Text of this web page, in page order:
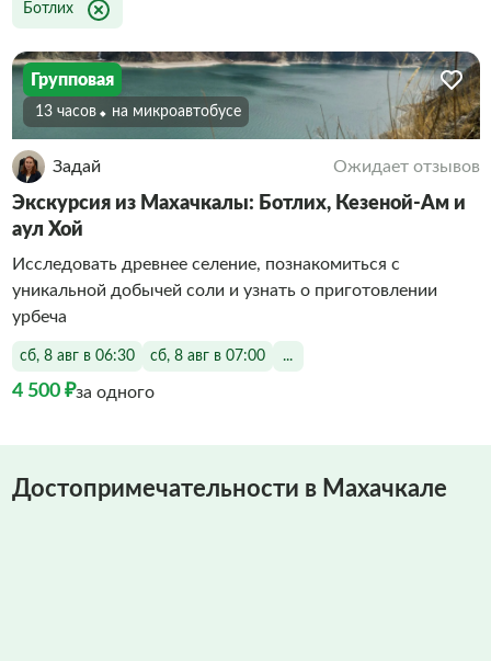
Ботлих
Групповая
13 часов На микроавтобусе
Задай Ожидает отзывов
Экскурсия из Махачкалы: Ботлих, Кезеной-Ам и
аул Хой
Исследовать древнее селение, познакомиться с
уникальной добычей соли и узнать о приготовлении
урбеча
сб, 8 авг в 06:30 сб, 8 авг в 07:00 ...
4 500 ₽за одного
Достопримечательности в Махачкале